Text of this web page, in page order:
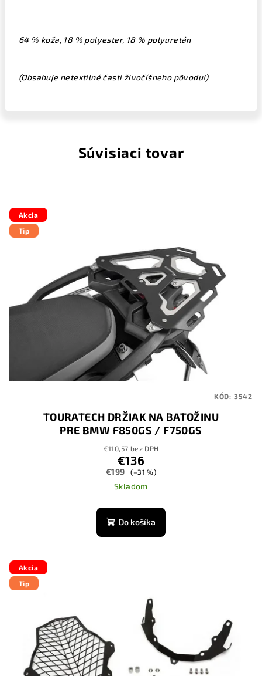
64 % koža, 18 % polyester, 18 % polyuretán
(Obsahuje netextilné časti živočíšneho pôvodu!)
Súvisiaci tovar
Akcia
Tip
TOURATECH DRŽIAK NA BATOŽINU
PRE BMW F850GS / F750GS
€110,57 bez DPH
€136
€199 (–31 %)
Skladom
Do košíka
KÓD: 3542
Akcia
Tip